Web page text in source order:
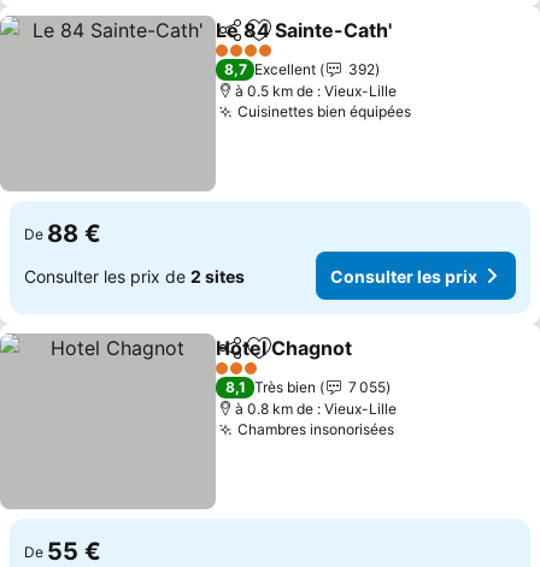
PartagerAjouter à mes favoris
Le 84 Sainte-Cath'
4 Étoiles
8,7 Excellent
392
à 0.5 km de : Vieux-Lille
Cuisinettes bien équipéesConsulter les
De 88 €
Consulter les prix de 2 sites Consulter les prix
PartagerAjouter à mes favoris
Hotel Chagnot
3 Étoiles
8,1 Très bien
7 055
à 0.8 km de : Vieux-Lille
Chambres insonoriséesConsulter les
De 55 €